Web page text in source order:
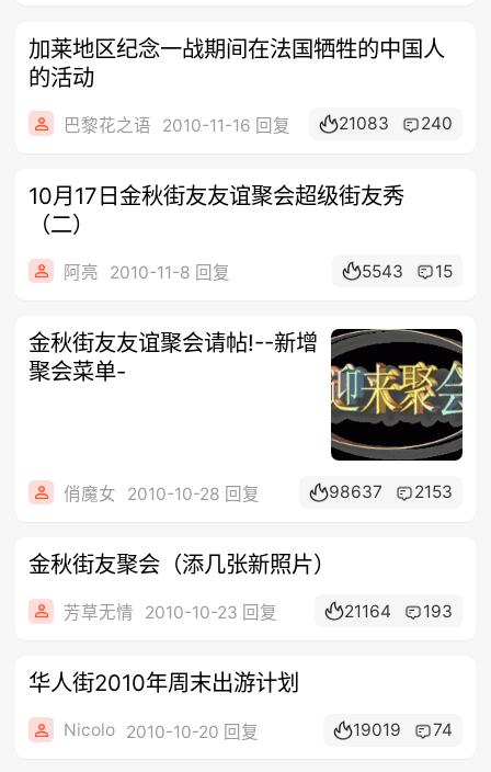
加莱地区纪念一战期间在法国牺牲的中国人
的活动
巴黎花之语 2010-11-16 回复 21083 240
10月17日金秋街友友谊聚会超级街友秀
（二）
阿亮 2010-11-8 回复 5543 15
金秋街友友谊聚会请帖!--新增
聚会菜单-
俏魔女 2010-10-28 回复 98637 2153
金秋街友聚会（添几张新照片）
芳草无情 2010-10-23 回复 21164 193
华人街2010年周末出游计划
Nicolo 2010-10-20 回复 19019 74